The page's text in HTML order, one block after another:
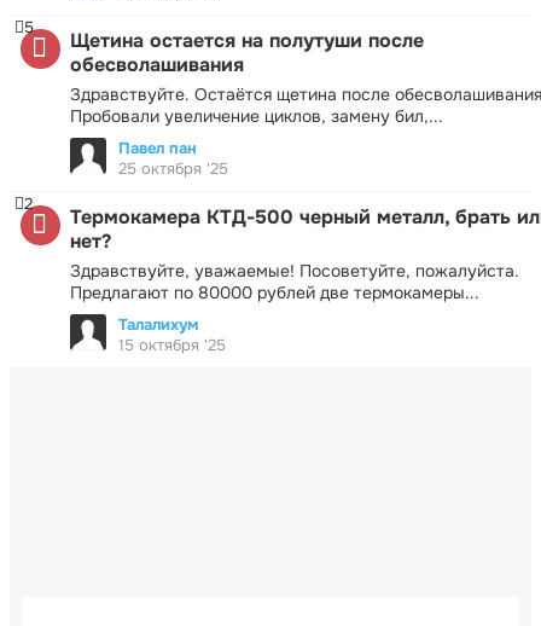
Щетина остается на полутуши после
обесволашивания
Здравствуйте. Остаётся щетина после
Пробовали увеличение циклов, замену бил,...
5
Павел пан
25 октября '25
Термокамера КТД-500 черный металл, брать
нет?
Здравствуйте, уважаемые! Посоветуйте, пожалуйста.
Предлагают по 80000 рублей две термокамеры...
2
Талалихум
15 октября '25